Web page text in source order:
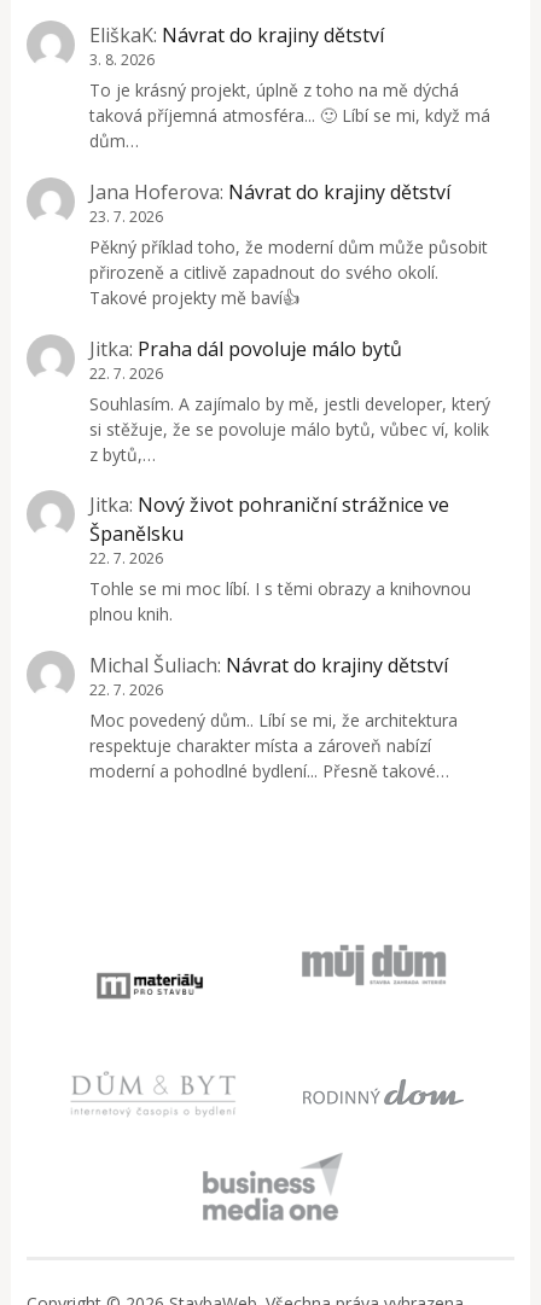
EliškaK: Návrat do krajiny dětství
3. 8. 2026
To je krásný projekt, úplně z toho na mě dýchá
taková příjemná atmosféra... 🙂 Líbí se mi, když má
dům…
Jana Hoferova: Návrat do krajiny dětství
23. 7. 2026
Pěkný příklad toho, že moderní dům může působit
přirozeně a citlivě zapadnout do svého okolí.
Takové projekty mě baví👍
Jitka: Praha dál povoluje málo bytů
22. 7. 2026
Souhlasím. A zajímalo by mě, jestli developer, který
si stěžuje, že se povoluje málo bytů, vůbec ví, kolik
z bytů,…
Jitka: Nový život pohraniční strážnice ve
Španělsku
22. 7. 2026
Tohle se mi moc líbí. I s těmi obrazy a knihovnou
plnou knih.
Michal Šuliach: Návrat do krajiny dětství
22. 7. 2026
Moc povedený dům.. Líbí se mi, že architektura
respektuje charakter místa a zároveň nabízí
moderní a pohodlné bydlení... Přesně takové…